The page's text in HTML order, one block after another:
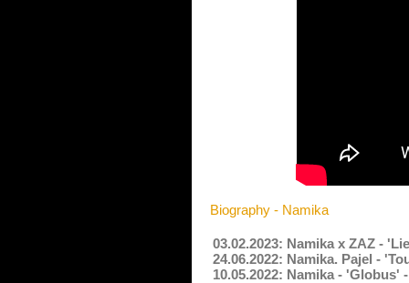
Biography - Namika
03.02.2023: Namika x ZAZ -
24.06.2022: Namika. Pajel -
10.05.2022: Namika -